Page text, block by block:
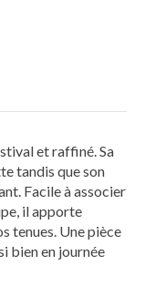
et raffiné. Sa
tandis que son
Facile à associer
il apporte
tenues. Une pièce
bien en journée